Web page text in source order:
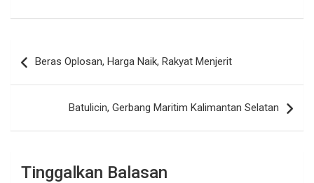
posBeras Oplosan, Harga Naik, Rakyat Menjerit
Batulicin, Gerbang Maritim Kalimantan Selatan
Tinggalkan Balasan